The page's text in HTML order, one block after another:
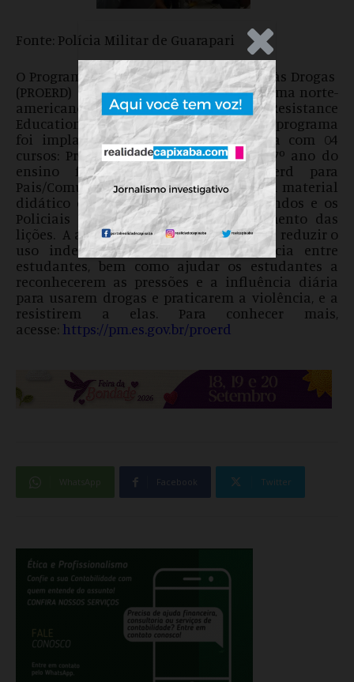
.Anúncio
Fonte: Polícia Militar de Guarapari
O Programa Educacional de Resistência às Drogas
(PROERD) é a versão brasileira do programa norte-
americano DARE – Drug Abuse Resistance
Education, surgido em 1983. No Brasil o programa
foi implantado em 1992 e hoje conta com 04
cursos: Proerd educação infantil, 5º e 7º ano do
ensino fundamental e Curso Proerd para
Pais/Comunitário. O PROERD conta com material
didático específico para auxiliar cursandos e os
Policiais do programa no desenvolvimento das
lições. A ação nas escolas visa prevenir e reduzir o
uso indevido de drogas e a violência entre
estudantes, bem como ajudar os estudantes a
reconhecerem as pressões e a influência diária
para usarem drogas e praticarem a violência, e a
resistirem a elas. Para conhecer mais,
acesse: https://pm.es.gov.br/proerd
Facebook Twitter